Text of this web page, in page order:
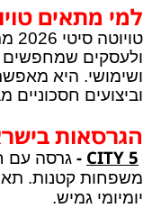
למי מתאים
ולעסקים שמחפשים
ושימושי. היא
וביצועים
הגרסאות
- CITY 5
גרסה עם
משפחות קטנות.
יומיומי גמיש.